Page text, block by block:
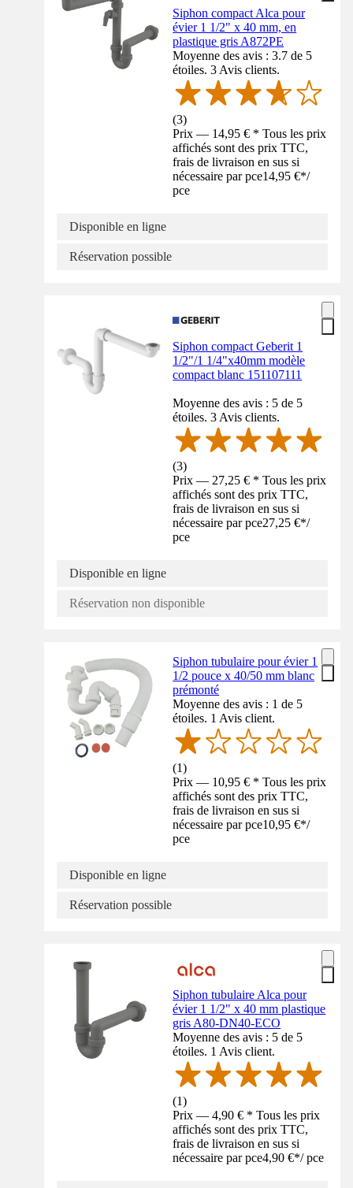
Siphon compact Alca pour
évier 1 1/2" x 40 mm, en
plastique gris A872PE
Moyenne des avis : 3.7 de 5
étoiles. 3 Avis clients.
(3)
Prix — 14,95 € * Tous les prix
affichés sont des prix TTC,
frais de livraison en sus si
nécessaire par pce14,95 €*/
pce
Disponible en ligne
Réservation possible
Siphon compact Geberit 1
1/2"/1 1/4"x40mm modèle
compact blanc 151107111
Moyenne des avis : 5 de 5
étoiles. 3 Avis clients.
(3)
Prix — 27,25 € * Tous les prix
affichés sont des prix TTC,
frais de livraison en sus si
nécessaire par pce27,25 €*/
pce
Disponible en ligne
Réservation non disponible
Siphon tubulaire pour évier 1
1/2 pouce x 40/50 mm blanc
prémonté
Moyenne des avis : 1 de 5
étoiles. 1 Avis client.
(1)
Prix — 10,95 € * Tous les prix
affichés sont des prix TTC,
frais de livraison en sus si
nécessaire par pce10,95 €*/
pce
Disponible en ligne
Réservation possible
Siphon tubulaire Alca pour
évier 1 1/2" x 40 mm plastique
gris A80-DN40-ECO
Moyenne des avis : 5 de 5
étoiles. 1 Avis client.
(1)
Prix — 4,90 € * Tous les prix
affichés sont des prix TTC,
frais de livraison en sus si
nécessaire par pce4,90 €*/ pce